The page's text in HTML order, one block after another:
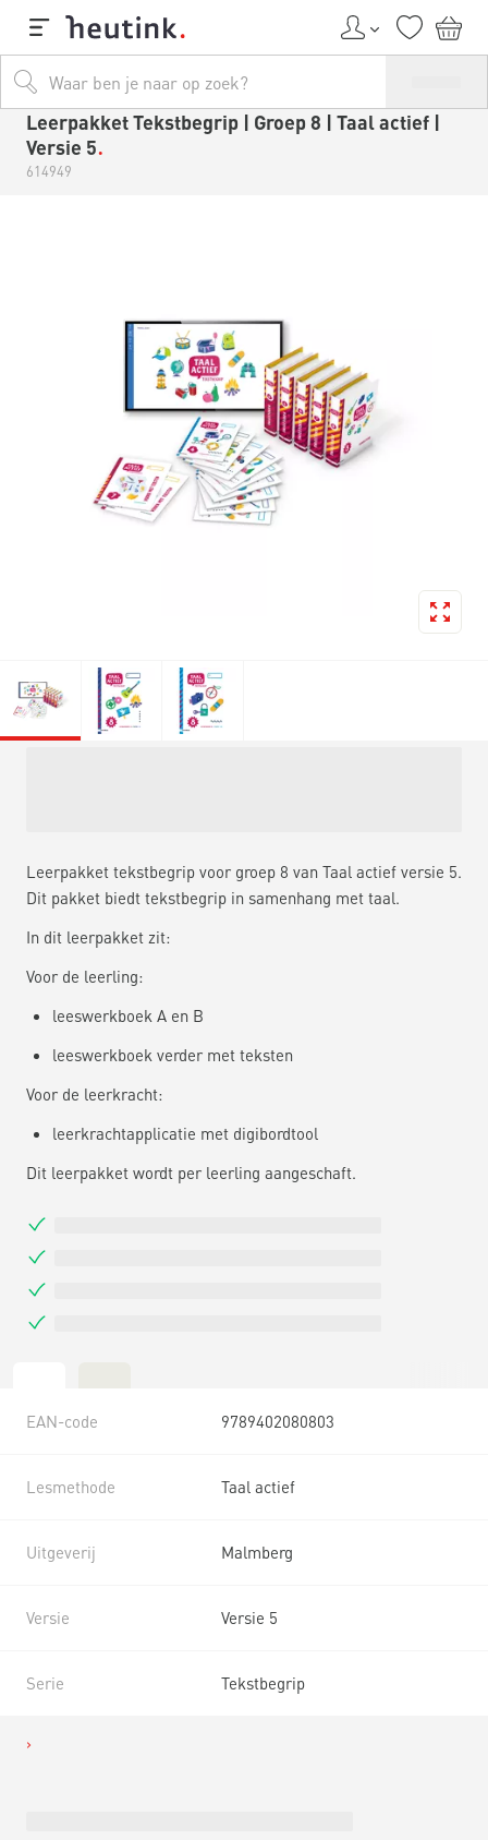
Leerpakket Tekstbegrip | Groep 8 | Taal actief |
Versie 5
614949
Leerpakket tekstbegrip voor groep 8 van Taal actief versie 5.
Dit pakket biedt tekstbegrip in samenhang met taal.
In dit leerpakket zit:
Voor de leerling:
leeswerkboek A en B
leeswerkboek verder met teksten
Voor de leerkracht:
leerkrachtapplicatie met digibordtool
Dit leerpakket wordt per leerling aangeschaft.
EAN-code 9789402080803
Lesmethode Taal actief
Uitgeverij Malmberg
Versie Versie 5
Serie Tekstbegrip